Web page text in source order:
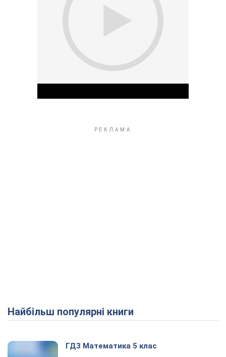
Найбільш популярні книги
ГДЗ Математика 5 клас